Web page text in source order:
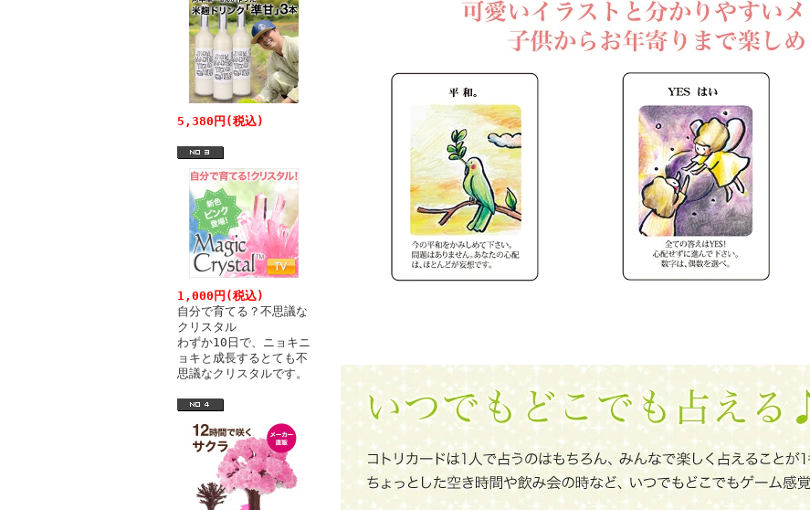
5,380円(税込)
1,000円(税込)
自分で育てる？不思議な
クリスタル
わずか10日で、ニョキニ
ョキと成長するとても不
思議なクリスタルです。